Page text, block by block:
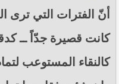
أنّ الفترات التي ترى
كانت قصيرة جدّاً ــ
كالنقاء المستوعب